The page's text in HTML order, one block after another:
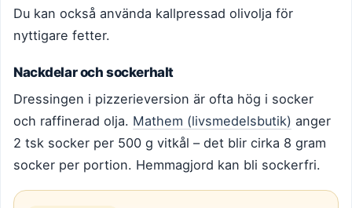
Du kan också använda kallpressad olivolja för
nyttigare fetter.
Nackdelar och sockerhalt
Dressingen i pizzerieversion är ofta hög i socker
och raffinerad olja. Mathem (livsmedelsbutik) anger
2 tsk socker per 500 g vitkål – det blir cirka 8 gram
socker per portion. Hemmagjord kan bli sockerfri.